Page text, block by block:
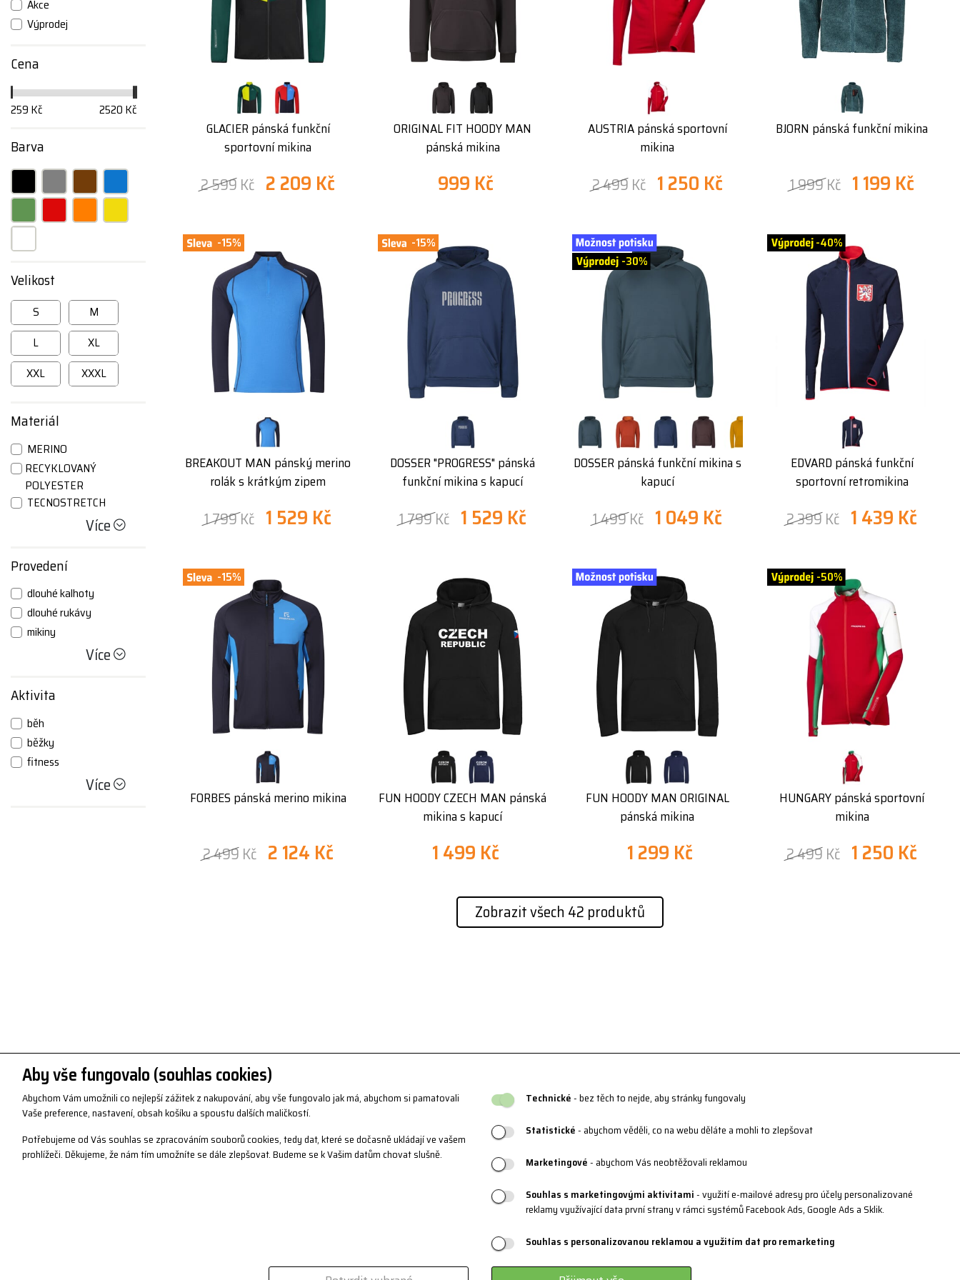
Aby vše fungovalo (souhlas cookies)
Abychom Vám umožnili co nejlepší zážitek z nakupování, aby vše fungovalo jak má, abychom si pamatovali
Vaše preference, nastavení, obsah košíku a spoustu dalších maličkostí.
Potřebujeme od Vás souhlas se zpracováním souborů cookies, tedy dat, které se dočasně ukládají ve vašem
prohlížeči. Děkujeme, že nám tím umožníte se dále zlepšovat. Budeme se k Vašim datům chovat slušně.
Technické- bez těch to nejde, aby stránky fungovaly
Statistické- abychom věděli, co na webu děláte a mohli to zlepšovat
Marketingové- abychom Vás neobtěžovali reklamou
Souhlas s marketingovými aktivitami- využití e-mailové adresy pro účely personalizované
reklamy využívající data první strany v rámci systémů Facebook Ads, Google Ads a Sklik.
Souhlas s personalizovanou reklamou a využitím dat pro remarketing
Akce
Výprodej
Cena
259 Kč 2520 Kč
Barva
Velikost
S
M
L
XL
XXL
XXXL
Materiál
MERINO
RECYKLOVANÝ
POLYESTER
TECNOSTRETCH
Více
Provedení
dlouhé kalhoty
dlouhé rukávy
mikiny
Více
Aktivita
běh
běžky
fitness
Více
GLACIER pánská funkční
sportovní mikina
2 599 Kč 2 209 Kč
ORIGINAL FIT HOODY MAN
pánská mikina
999 Kč
AUSTRIA pánská sportovní
mikina
2 499 Kč 1 250 Kč
BJORN pánská funkční mikina
1 999 Kč 1 199 Kč
-15%
BREAKOUT MAN pánský merino
rolák s krátkým zipem
1 799 Kč 1 529 Kč
-15%
DOSSER "PROGRESS" pánská
funkční mikina s kapucí
1 799 Kč 1 529 Kč
-30%
DOSSER pánská funkční mikina s
kapucí
1 499 Kč 1 049 Kč
-40%
EDVARD pánská funkční
sportovní retromikina
2 399 Kč 1 439 Kč
-15%
FORBES pánská merino mikina
2 499 Kč 2 124 Kč
FUN HOODY CZECH MAN pánská
mikina s kapucí
1 499 Kč
FUN HOODY MAN ORIGINAL
pánská mikina
1 299 Kč
-50%
HUNGARY pánská sportovní
mikina
2 499 Kč 1 250 Kč
Zobrazit všech 42 produktů